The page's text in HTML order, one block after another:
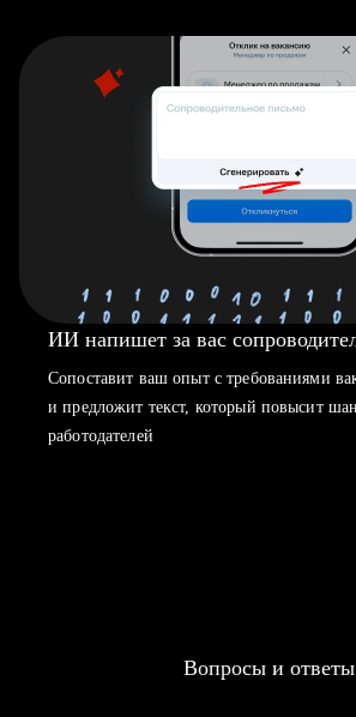
ИИ напишет за вас
Сопоставит ваш опыт с требованиями
и предложит текст, который повысит
работодателей
Вопросы и ответы